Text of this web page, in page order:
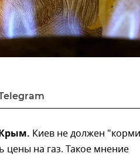
Киев не должен
на газ. Такое мнение